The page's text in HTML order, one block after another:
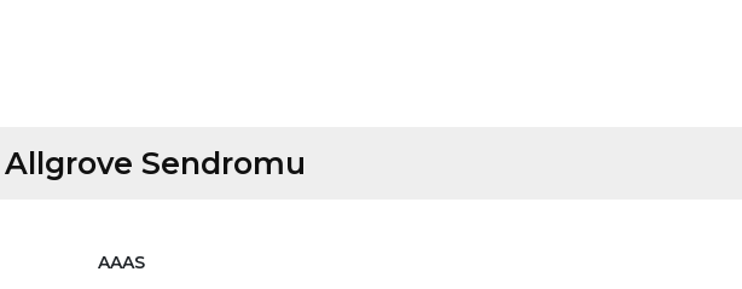
Sendromu
AAAS